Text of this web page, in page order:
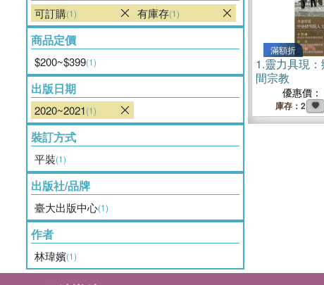
可訂購(1) 有庫存(1)
商品定價
$200~$399(1)
出版日期
2020~2021(1)
裝訂方式
平裝(1)
出版社/品牌
臺大出版中心(1)
作者
林瑋嬪(1)
滿額折
1.靈力具現
間宗教
優惠價：
庫存：2